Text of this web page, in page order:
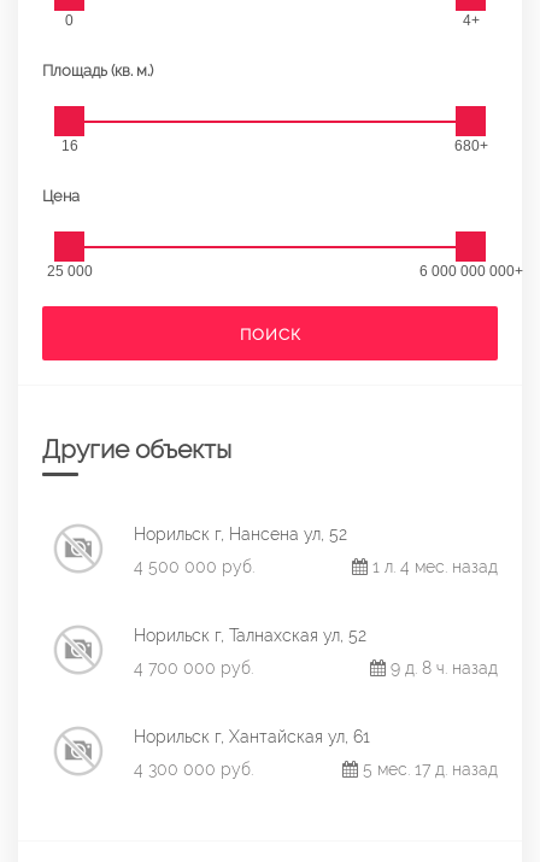
0 4+
Площадь (кв. м.)
16 680+
Цена
25 000 6 000 000 000+
ПОИСК
Другие объекты
Норильск г, Нансена ул, 52
4 500 000 руб.
1 л. 4 мес. назад
Норильск г, Талнахская ул, 52
4 700 000 руб.
9 д. 8 ч. назад
Норильск г, Хантайская ул, 61
4 300 000 руб.
5 мес. 17 д. назад